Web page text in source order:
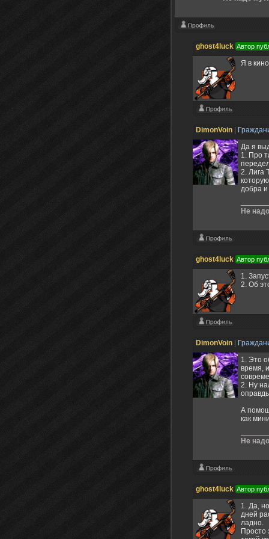
ghost4luck Автор
Я в
DimonVoin
Да я
1. Про
2. Лига
добра и
Не
ghost4luck Автор
1.
2. Об
DimonVoin
1. Это
время,
2. Ну
А
как
Не
ghost4luck Автор
1. Да,
дней
ладно.
Просто